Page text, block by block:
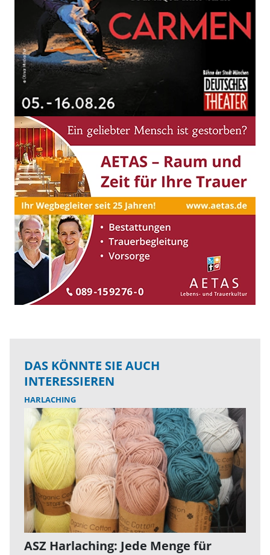
DAS KÖNNTE SIE AUCH
INTERESSIEREN
HARLACHING
ASZ Harlaching: Jede Menge für